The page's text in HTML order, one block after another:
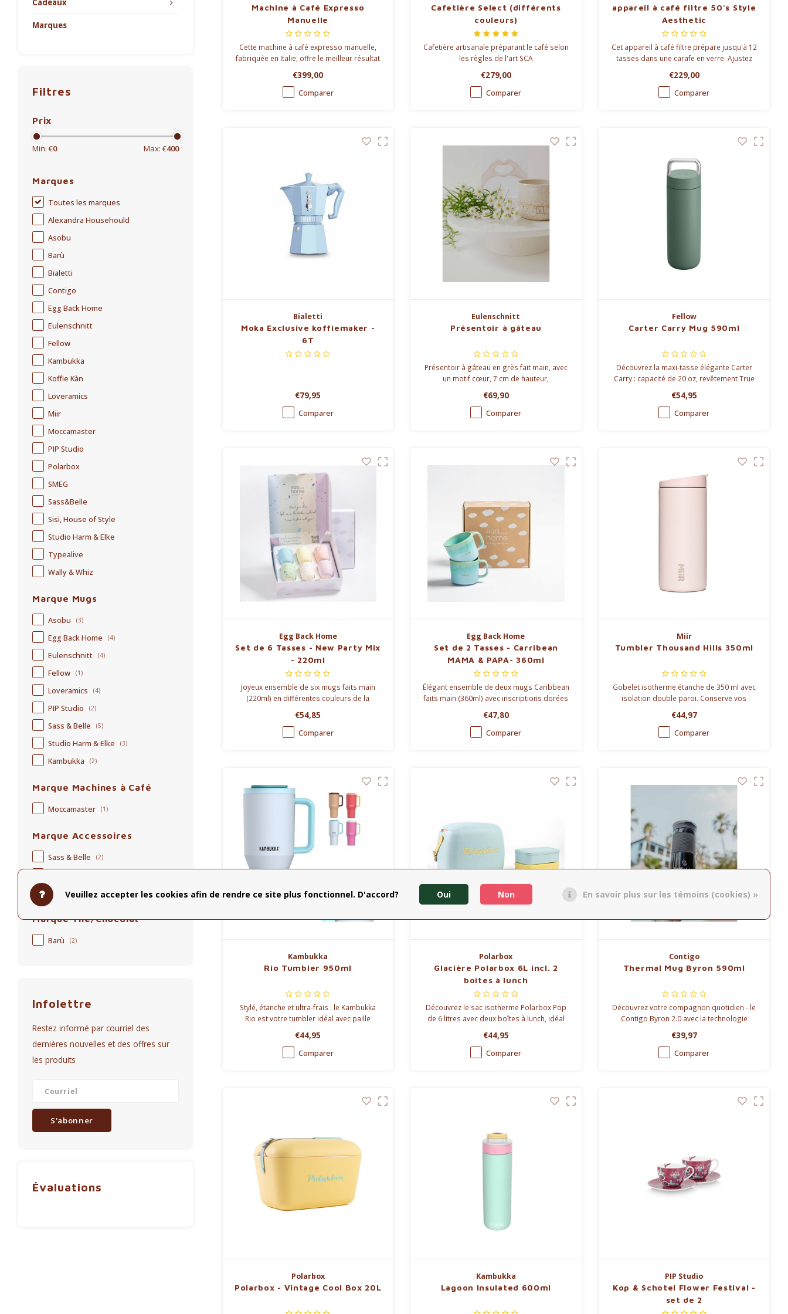
Cadeaux
Marques
Filtres
Prix
Min: €0 Max: €400
Marques
Toutes les marques
Alexandra Househould
Asobu
Barù
Bialetti
Contigo
Egg Back Home
Eulenschnitt
Fellow
Kambukka
Koffie Kàn
Loveramics
Miir
Moccamaster
PIP Studio
Polarbox
SMEG
Sass&Belle
Sisi, House of Style
Studio Harm & Elke
Typealive
Wally & Whiz
Marque Mugs
Asobu (3)
Egg Back Home (4)
Eulenschnitt (4)
Fellow (1)
Loveramics (4)
PIP Studio (2)
Sass & Belle (5)
Studio Harm & Elke (3)
Kambukka (2)
Marque Machines à Café
Moccamaster (1)
Marque Accessoires
Sass & Belle (2)
Eulenschnitt (4)
Marque Thé/Chocolat
Barù (2)
Infolettre
Restez informé par courriel des
dernières nouvelles et des offres sur
les produits
S'abonner
Évaluations
Machine à Café Expresso
Manuelle
Cette machine à café expresso manuelle,
fabriquée en Italie, offre le meilleur résultat
encombrante, avec un système de
chauffage Thermoblock pour une
€399,00
Comparer
Cafetière Select (différents
couleurs)
Cafetière artisanale préparant le café selon
les règles de l'art SCA
€279,00
Comparer
appareil à café filtre 50's Style
Aesthetic
Cet appareil à café filtre prépare jusqu'à 12
tasses dans une carafe en verre. Ajustez
programmez la fonction Autostart pour la
tasse de café parfaite selon votre emploi
€229,00
Comparer
Bialetti
Moka Exclusive koffiemaker -
6T
€79,95
Comparer
Eulenschnitt
Présentoir à gâteau
Présentoir à gâteau en grès fait main, avec
un motif cœur, 7 cm de hauteur,
gâteaux faits maison ou comme élément
décoratif.
€69,90
Comparer
Fellow
Carter Carry Mug 590ml
Découvrez la maxi-tasse élégante Carter
Carry : capacité de 20 oz, revêtement True
€54,95
Comparer
Egg Back Home
Set de 6 Tasses - New Party Mix
- 220ml
Joyeux ensemble de six mugs faits main
(220ml) en différentes couleurs de la
motif moucheté unique créé par un émail
réactif spécial, parfait pour une utilisation
€54,85
Comparer
Egg Back Home
Set de 2 Tasses - Carribean
MAMA & PAPA- 360ml
Élégant ensemble de deux mugs Caribbean
faits main (360ml) avec inscriptions dorées
pour les parents qui apprécient la vaisselle
de caractère.
€47,80
Comparer
Miir
Tumbler Thousand Hills 350ml
Gobelet isotherme étanche de 350 ml avec
isolation double paroi. Conserve vos
longtemps. Disponible en Pink & Blue.
€44,97
Comparer
Kambukka
Rio Tumbler 950ml
Stylé, étanche et ultra-frais : le Kambukka
Rio est votre tumbler idéal avec paille
plus de 24 h, où que vous alliez.
€44,95
Comparer
Polarbox
Glacière Polarbox 6L incl. 2
boîtes à lunch
Découvrez le sac isotherme Polarbox Pop
de 6 litres avec deux boîtes à lunch, idéal
parfaite où que vous alliez.
€44,95
Comparer
Contigo
Thermal Mug Byron 590ml
Découvrez votre compagnon quotidien - le
Contigo Byron 2.0 avec la technologie
jusqu'à 7 heures et froid jusqu'à 18 heures.
€39,97
Comparer
Polarbox
Polarbox - Vintage Cool Box 20L
Kambukka
Lagoon Insulated 600ml
PIP Studio
Kop & Schotel Flower Festival -
set de 2
Veuillez accepter les cookies afin de rendre ce site plus fonctionnel. D'accord? Oui Non En savoir plus sur les témoins (cookies) »